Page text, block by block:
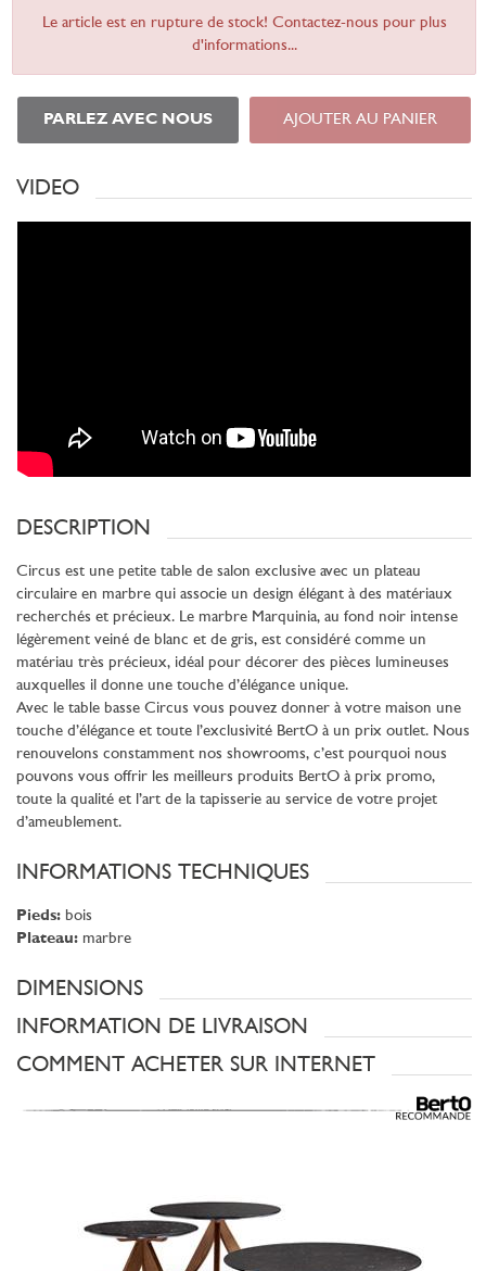
Le article est en rupture de stock! Contactez-nous pour plus
d'informations...
PARLEZ AVEC NOUS AJOUTER AU PANIER
VIDEO
DESCRIPTION
Circus est une petite table de salon exclusive avec un plateau
circulaire en marbre qui associe un design élégant à des matériaux
recherchés et précieux. Le marbre Marquinia, au fond noir intense
légèrement veiné de blanc et de gris, est considéré comme un
matériau très précieux, idéal pour décorer des pièces lumineuses
auxquelles il donne une touche d’élégance unique.
Avec le table basse Circus vous pouvez donner à votre maison une
touche d’élégance et toute l’exclusivité BertO à un prix outlet. Nous
renouvelons constamment nos showrooms, c’est pourquoi nous
pouvons vous offrir les meilleurs produits BertO à prix promo,
toute la qualité et l’art de la tapisserie au service de votre projet
d’ameublement.
INFORMATIONS TECHNIQUES
Pieds: bois
Plateau: marbre
DIMENSIONS
INFORMATION DE LIVRAISON
COMMENT ACHETER SUR INTERNET